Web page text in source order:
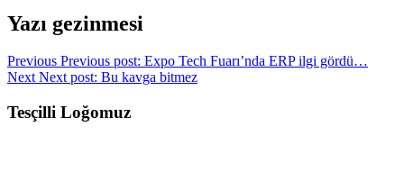
Yazı gezinmesi
Previous Previous post: Expo Tech Fuarı’nda ERP ilgi gördü…
Next Next post: Bu kavga bitmez
Tesçilli Loğomuz